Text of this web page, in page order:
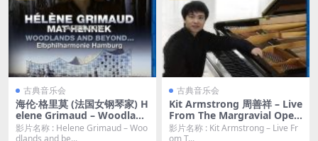
古典音乐会
海伦·格里莫 (法国女钢琴家) H
elene Grimaud – Woodland
s and beyond… (2020) 蓝光
原盘 [BDMV 17.1G]
影片名称 : Helene Grimaud – Woo
古典音乐会
Kit Armstrong 周善祥 – Live
From The Margravial Oper
a House Bayreuth (2019) 蓝
光原盘 [BDMV 22.1G]
影片名称 : Kit Armstrong – Live Fr